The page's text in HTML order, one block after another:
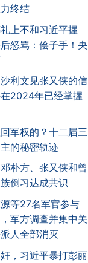
终结
上不和习近平握
怒骂：侩子手！央
利文见张又侠的信
2024年已经掌握
军权的？十二届三
的秘密轨迹
朴方、张又侠和曾
倒习达成共识
等27名军官参与
军方调查并集中关
人全部消灭
，习近平暴打彭丽